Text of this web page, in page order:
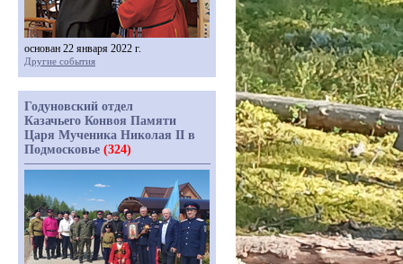
основан 22 января 2022 г.
Другие события
Годуновский отдел
Казачьего Конвоя Памяти
Царя Мученика Николая II в
Подмосковье (324)